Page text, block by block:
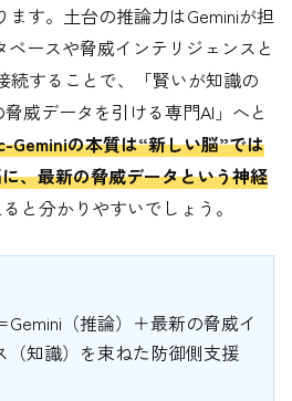
ます。土台の推論力はGeminiが担
ースや脅威インテリジェンスと
続することで、「賢いが知識の
威データを引ける専門AI」へと
Geminiの本質は“新しい脳”では
、最新の脅威データという神経
と分かりやすいでしょう。
Gemini（推論）＋最新の脅威イ
（知識）を束ねた防御側支援